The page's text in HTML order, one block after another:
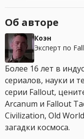
Об авторе
Коэн
Эксперт по
Более 16 лет в
сериалов, науки и
серии Fallout,
Arcanum и Fallout
Civilization, Old
загадки космоса.